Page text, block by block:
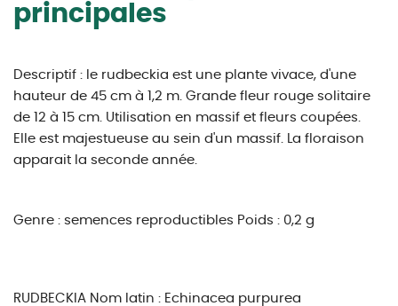
principales
Descriptif : le rudbeckia est une plante vivace, d'une
hauteur de 45 cm à 1,2 m. Grande fleur rouge solitaire
de 12 à 15 cm. Utilisation en massif et fleurs coupées.
Elle est majestueuse au sein d'un massif. La floraison
apparait la seconde année.
Genre : semences reproductibles Poids : 0,2 g
RUDBECKIA Nom latin : Echinacea purpurea